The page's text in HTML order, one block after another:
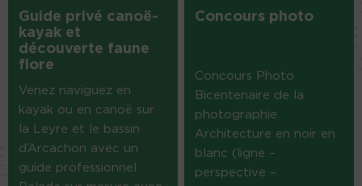
Guide privé canoë-
kayak et
découverte faune
flore
Venez naviguez en
kayak ou en canoë sur
la Leyre et le bassin
d’Arcachon avec un
guide professionnel.
Concours photo
Concours Photo
Bicentenaire de la
photographie
Architecture en noir en
blanc (ligne –
perspective –